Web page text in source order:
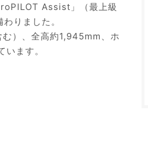
Assist」（最上級
りました。
）、全高約1,945mm、ホ
ます。